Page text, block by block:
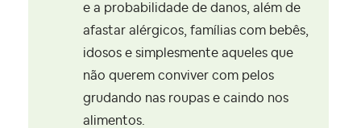
e a probabilidade de danos, além de
afastar alérgicos, famílias com bebês,
idosos e simplesmente aqueles que
não querem conviver com pelos
grudando nas roupas e caindo nos
alimentos.